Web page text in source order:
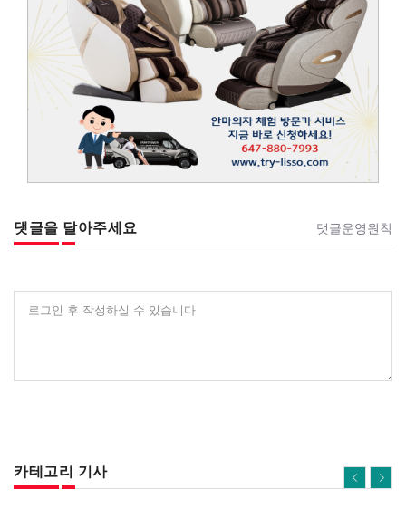
댓글을 달아주세요 댓글운영원칙
로그인 후 작성하실 수 있습니다
카테고리 기사